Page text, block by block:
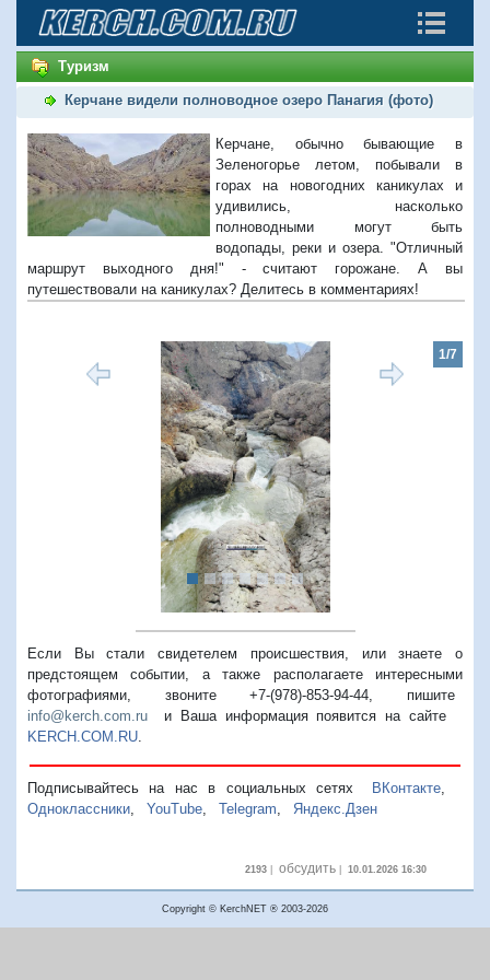
Туризм
Керчане видели полноводное озеро Панагия (фото)
Керчане, обычно бывающие в
Зеленогорье летом, побывали в
горах на новогодних каникулах и
удивились, насколько
полноводными могут быть
водопады, реки и озера. "Отличный
маршрут выходного дня!" - считают горожане. А вы
путешествовали на каникулах? Делитесь в комментариях!
1/7
Если Вы стали свидетелем происшествия, или знаете о
предстоящем событии, а также располагаете интересными
фотографиями, звоните +7-(978)-853-94-44, пишите
info@kerch.com.ru и Ваша информация появится на сайте
KERCH.COM.RU.
Подписывайтесь на нас в социальных сетях ВКонтакте,
Одноклассники, YouTube, Telegram, Яндекс.Дзен
2193| обсудить| 10.01.2026 16:30
Copyright © KerchNET ® 2003-2026